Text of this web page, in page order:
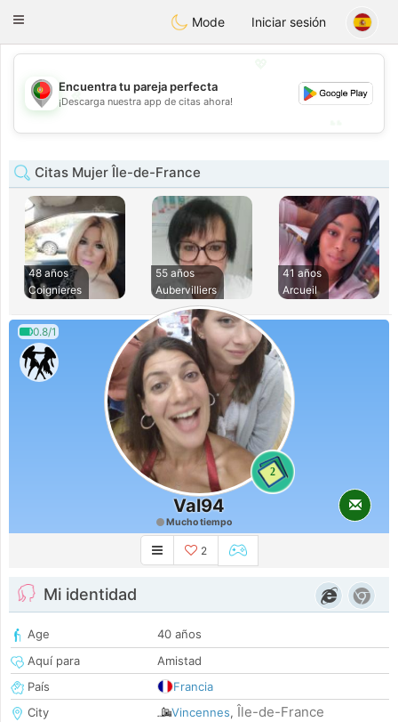
namoroPortugues
Toggle
Mode Iniciar sesión
💖
💕
Encuentra tu pareja perfecta
¡Descarga nuestra app de citas ahora!
Citas Mujer Île-de-France
48 años
Coignieres
55 años
Aubervilliers
41 años
Arcueil
0.8/1
2
Val94
Mucho tiempo
2
Mi identidad
Age
40 años
Aquí para
Amistad
País
Francia
City
Vincennes, Île-de-France